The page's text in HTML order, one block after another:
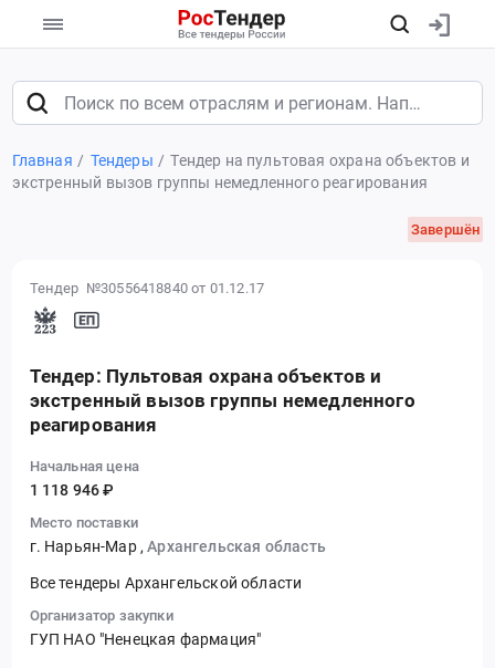
Главная Тендеры
Тендер на пультовая охрана объектов и
экстренный вызов группы немедленного реагирования
Завершён
Тендер №30556418840 от 01.12.17
Тендер: Пультовая охрана объектов и
экстренный вызов группы немедленного
реагирования
Начальная цена
1 118 946 ₽
Место поставки
г. Нарьян-Мар ,Архангельская область
Все тендеры Архангельской области
Организатор закупки
ГУП НАО "Ненецкая фармация"